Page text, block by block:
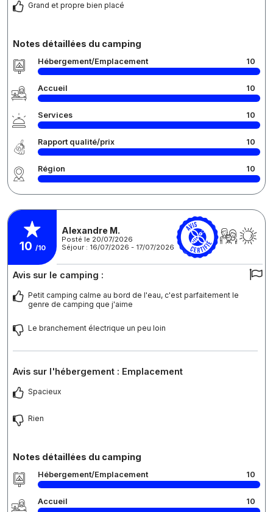
Grand et propre bien placé
Notes détaillées du camping
Hébergement/Emplacement 10
Accueil 10
Services 10
Rapport qualité/prix 10
Région 10
10 /10
Alexandre M.
Posté le 20/07/2026
Séjour : 16/07/2026 - 17/07/2026
Avis sur le camping :
Petit camping calme au bord de l'eau, c'est parfaitement le
genre de camping que j'aime
Le branchement électrique un peu loin
Avis sur l'hébergement : Emplacement
Spacieux
Rien
Notes détaillées du camping
Hébergement/Emplacement 10
Accueil 10